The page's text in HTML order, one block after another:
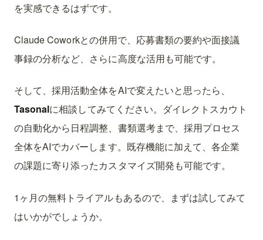
を実感できるはずです。
Claude Coworkとの併用で、応募書類の要約や面接議
事録の分析など、さらに高度な活用も可能です。
そして、採用活動全体をAIで変えたいと思ったら、
Tasonalに相談してみてください。ダイレクトスカウト
の自動化から日程調整、書類選考まで、採用プロセス
全体をAIでカバーします。既存機能に加えて、各企業
の課題に寄り添ったカスタマイズ開発も可能です。
1ヶ月の無料トライアルもあるので、まずは試してみて
はいかがでしょうか。